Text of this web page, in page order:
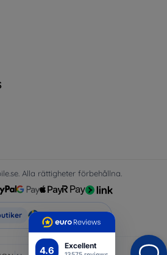
4.6 Excellent
Alla rättigheter förbehållna.
Top4Mobile.se